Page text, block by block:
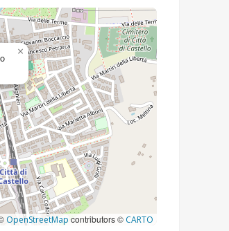
×
OpenStreetMapcontributors © CARTO